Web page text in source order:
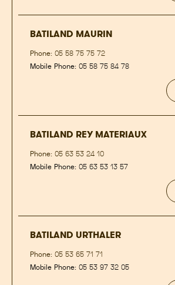
BATILAND MAURIN
Phone: 05 58 75 75 72
Mobile Phone: 05 58 75 84 78
BATILAND REY MATERIAUX
Phone: 05 63 53 24 10
Mobile Phone: 05 63 53 13 57
BATILAND URTHALER
Phone: 05 53 65 71 71
Mobile Phone: 05 53 97 32 05